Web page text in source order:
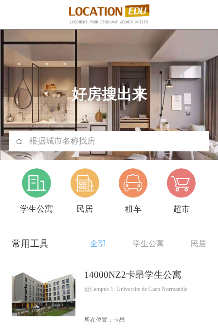
好房搜出来
根据城市名称找房
学生公寓 民居 租车 超市
常用工具 全部 学生公寓 民居
14000NZ2卡昂学生公寓
近Campus 1, Universite de Caen Normandie
所在位置：卡昂